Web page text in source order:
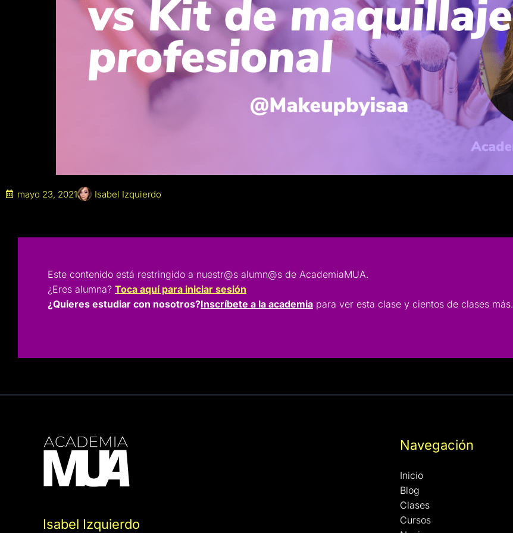
mayo 23, 2021 Isabel Izquierdo
Este contenido está restringido a nuestr@s alumn@s de AcademiaMUA.
¿Eres alumna? Toca aquí para iniciar sesión
¿Quieres estudiar con nosotros?Inscríbete a la academia para ver esta clase y cientos de clases más.
Isabel Izquierdo
Navegación
Inicio
Blog
Clases
Cursos